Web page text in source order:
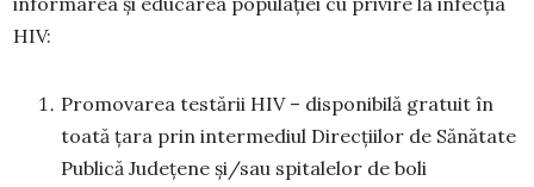
HIV:
Promovarea testării HIV – disponibilă gratuit în
toată țara prin intermediul Direcțiilor de Sănătate
Publică Județene și/sau spitalelor de boli